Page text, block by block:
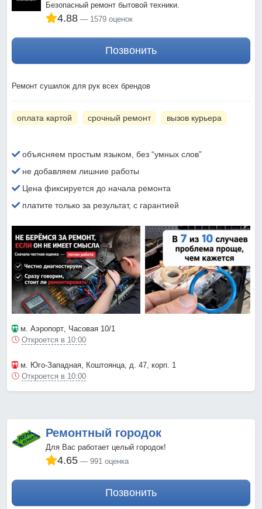
Безопасный ремонт бытовой техники.
4.88 1579 оценок
Позвонить
Ремонт сушилок для рук всех брендов
оплата картой срочный ремонт вызов курьера
объясняем простым языком, без “умных слов”
не добавляем лишние работы
Цена фиксируется до начала ремонта
платите только за результат, с гарантией
м. Аэропорт, Часовая 10/1
Откроется в 10:00
м. Юго-Западная, Коштоянца, д. 47, корп. 1
Откроется в 10:00
Ремонтный городок
Для Вас работает целый городок!
4.65 991 оценка
Позвонить